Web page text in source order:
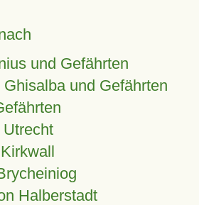
und Gefährten
und Gefährten
Halberstadt